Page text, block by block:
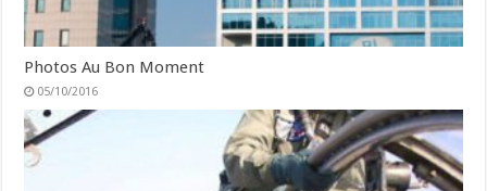
Photos Au Bon Moment
05/10/2016